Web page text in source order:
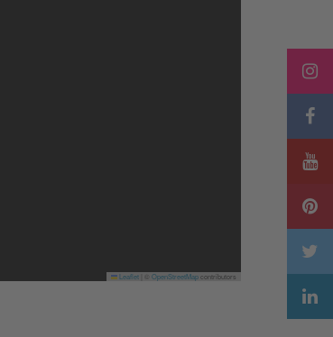
Leaflet OpenStreetMapcontributors